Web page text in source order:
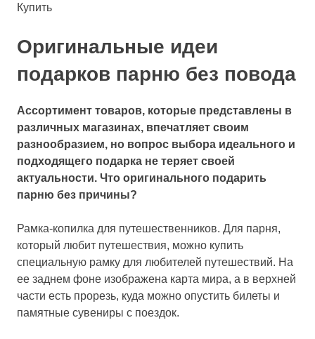
Купить
Оригинальные идеи
подарков парню без повода
Ассортимент товаров, которые представлены в
различных магазинах, впечатляет своим
разнообразием, но вопрос выбора идеального и
подходящего подарка не теряет своей
актуальности. Что оригинального подарить
парню без причины?
Рамка-копилка для путешественников. Для парня,
который любит путешествия, можно купить
специальную рамку для любителей путешествий. На
ее заднем фоне изображена карта мира, а в верхней
части есть прорезь, куда можно опустить билеты и
памятные сувениры с поездок.